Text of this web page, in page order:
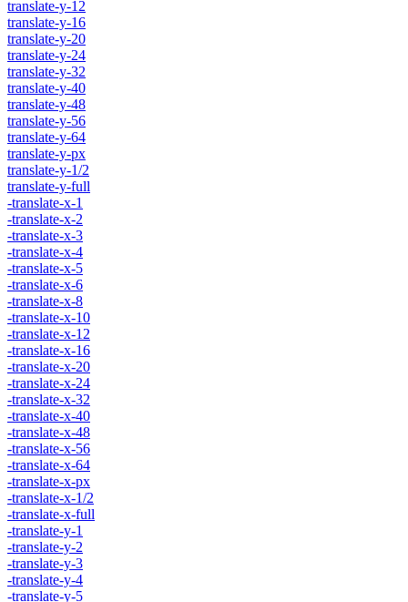
translate-y-12
translate-y-16
translate-y-20
translate-y-24
translate-y-32
translate-y-40
translate-y-48
translate-y-56
translate-y-64
translate-y-px
translate-y-1/2
translate-y-full
-translate-x-1
-translate-x-2
-translate-x-3
-translate-x-4
-translate-x-5
-translate-x-6
-translate-x-8
-translate-x-10
-translate-x-12
-translate-x-16
-translate-x-20
-translate-x-24
-translate-x-32
-translate-x-40
-translate-x-48
-translate-x-56
-translate-x-64
-translate-x-px
-translate-x-1/2
-translate-x-full
-translate-y-1
-translate-y-2
-translate-y-3
-translate-y-4
-translate-y-5